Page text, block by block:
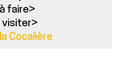
faire>
visiter>
Cocalière